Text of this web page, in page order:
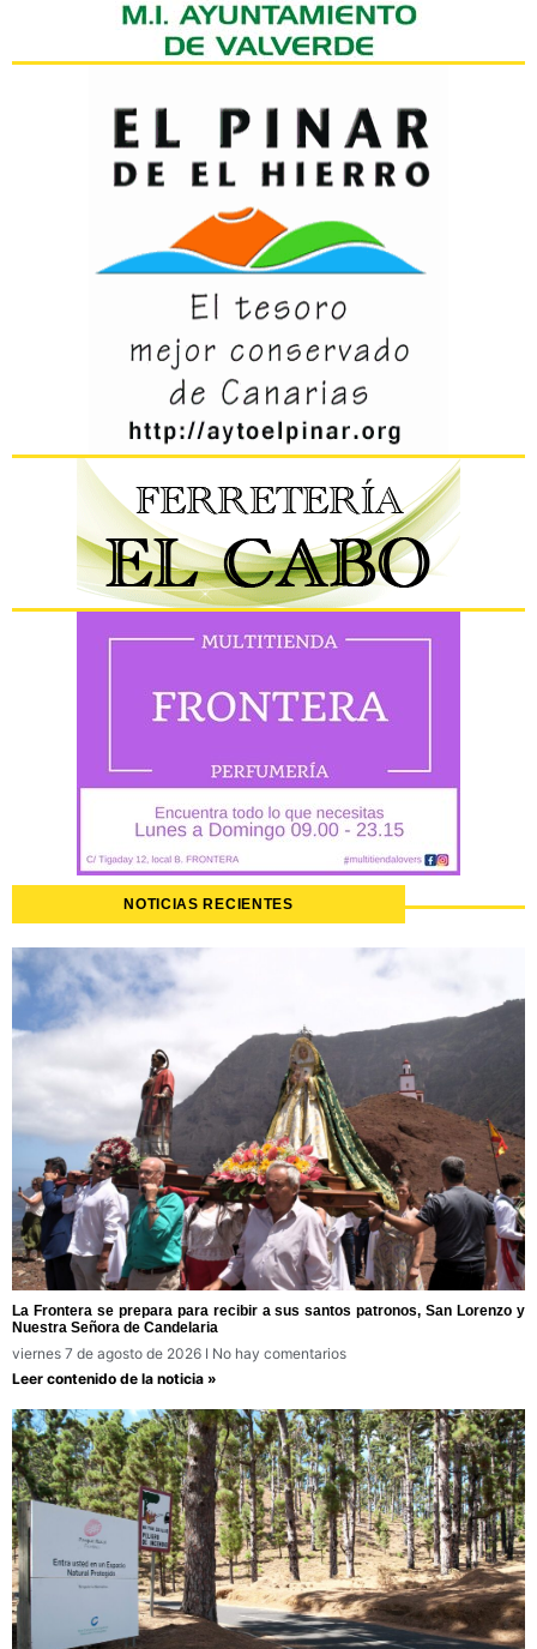
NOTICIAS RECIENTES
La Frontera se prepara para recibir a sus santos patronos, San Lorenzo y
Nuestra Señora de Candelaria
viernes 7 de agosto de 2026
No hay comentarios
Leer contenido de la noticia »